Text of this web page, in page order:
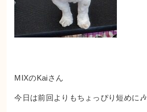
MIXのKaiさん
今日は前回よりもちょっぴり短めに🎶